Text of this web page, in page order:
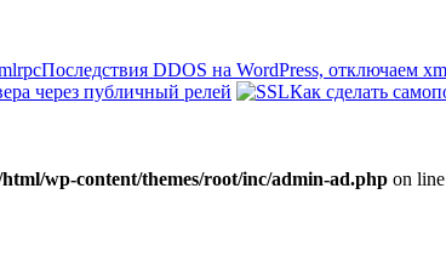
Последствия DDOS на WordPress, отключаем
через публичный релей
Как сделать
wp-content/themes/root/inc/admin-ad.php on line